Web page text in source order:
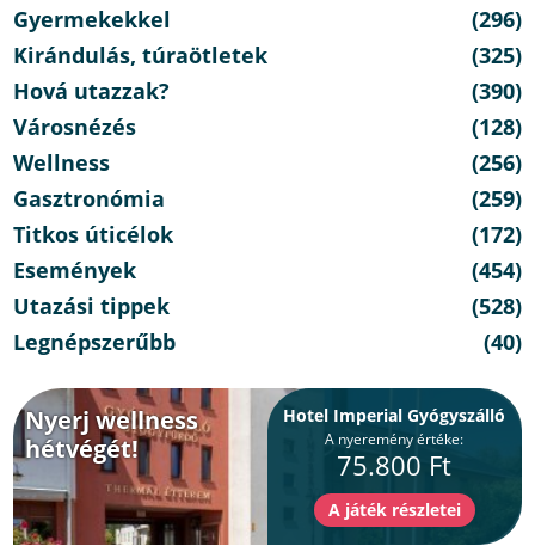
Gyermekekkel
(296)
Kirándulás, túraötletek
(325)
Hová utazzak?
(390)
Városnézés
(128)
Wellness
(256)
Gasztronómia
(259)
Titkos úticélok
(172)
Események
(454)
Utazási tippek
(528)
Legnépszerűbb
(40)
Nyerj wellness
hétvégét!
Hotel Imperial Gyógyszálló
A nyeremény értéke:
75.800 Ft